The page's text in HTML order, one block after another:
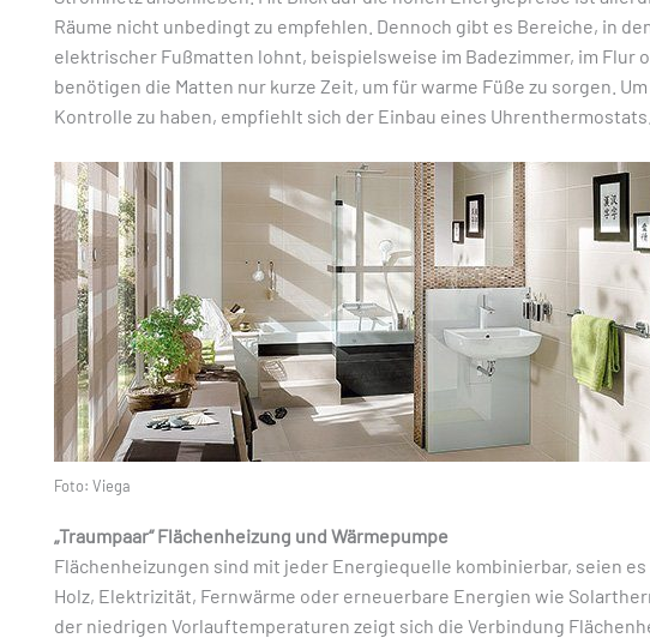
Räume nicht unbedingt zu empfehlen. Dennoch gibt es Bereiche, in
elektrischer Fußmatten lohnt, beispielsweise im Badezimmer, im Flur
benötigen die Matten nur kurze Zeit, um für warme Füße zu sorgen.
Kontrolle zu haben, empfiehlt sich der Einbau eines Uhrenthermostats.
Foto: Viega
„Traumpaar“ Flächenheizung und Wärmepumpe
Flächenheizungen sind mit jeder Energiequelle kombinierbar, seien es
Holz, Elektrizität, Fernwärme oder erneuerbare Energien wie
der niedrigen Vorlauftemperaturen zeigt sich die Verbindung